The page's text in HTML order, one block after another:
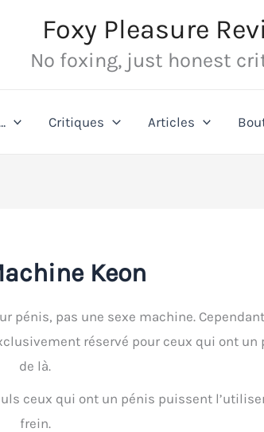
Foxy Pleasure
No foxing, just honest
Critiques Articles
Keon
pénis, pas une sexe machine.
réservé pour ceux qui ont un
de là.
ceux qui ont un pénis puissent
frein.